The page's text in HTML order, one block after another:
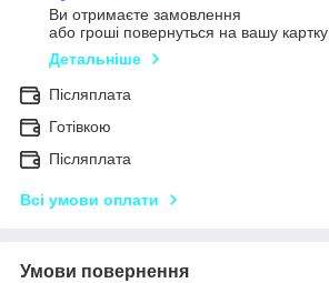
Ви отримаєте замовлення
або гроші повернуться на вашу картку
Детальніше
Післяплата
Готівкою
Післяплата
Всі умови оплати
Умови повернення